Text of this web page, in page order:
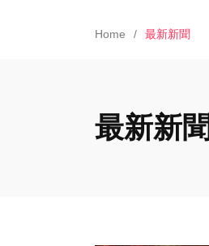
Home 最新新聞
最新新聞